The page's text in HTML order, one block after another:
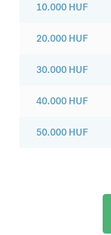
10.000 HUF
20.000 HUF
30.000 HUF
40.000 HUF
50.000 HUF